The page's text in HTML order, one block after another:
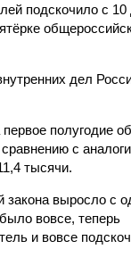
подскочило с 10
дел
полугодие
с
тысячи.
выросло с
вовсе, теперь
и вовсе